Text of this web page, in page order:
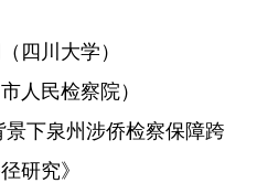
川大学）
民检察院）
下泉州涉侨检察保障跨
研究》